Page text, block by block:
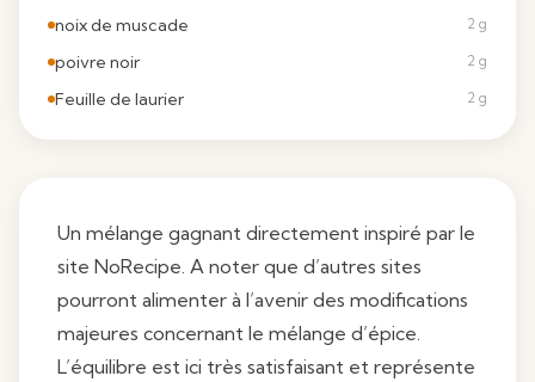
noix de muscade 2 g
poivre noir 2 g
Feuille de laurier 2 g
Un mélange gagnant directement inspiré par le
site NoRecipe. A noter que d’autres sites
pourront alimenter à l’avenir des modifications
majeures concernant le mélange d’épice.
L’équilibre est ici très satisfaisant et représente